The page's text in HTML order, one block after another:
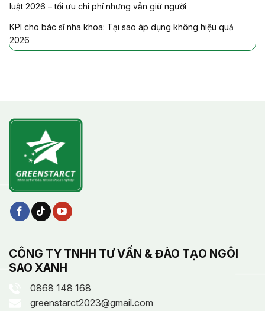
luật 2026 – tối ưu chi phí nhưng vẫn giữ người
KPI cho bác sĩ nha khoa: Tại sao áp dụng không hiệu quả
2026
CÔNG TY TNHH TƯ VẤN & ĐÀO TẠO NGÔI
SAO XANH
0868 148 168
greenstarct2023@gmail.com